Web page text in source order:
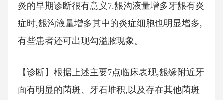
炎的早期诊断很有意义7.龈沟液量增多牙龈有炎
症时,龈沟液量增多其中的炎症细胞也明显增多,
有些患者还可出现勾溢脓现象。
【诊断】根据上述主要7点临床表现,龈缘附近牙
面有明显的菌斑、牙石堆积,以及存在其他菌斑